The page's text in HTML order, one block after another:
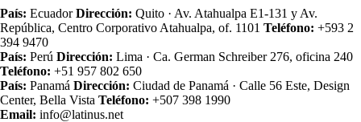
País: Ecuador Dirección: Quito · Av. Atahualpa E1‑131 y Av.
República, Centro Corporativo Atahualpa, of. 1101 Teléfono: +593 2
394 9470
País: Perú Dirección: Lima · Ca. German Schreiber 276, oficina 240
Teléfono: +51 957 802 650
País: Panamá Dirección: Ciudad de Panamá · Calle 56 Este, Design
Center, Bella Vista Teléfono: +507 398 1990
Email: info@latinus.net